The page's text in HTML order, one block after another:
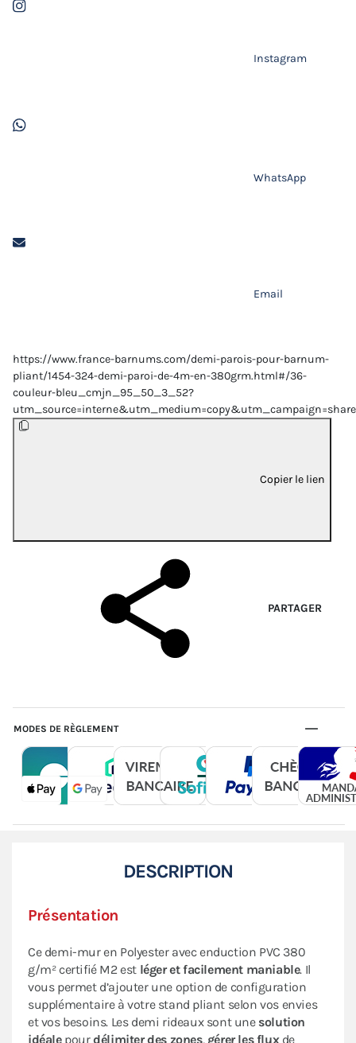
Instagram
WhatsApp
Email
https://www.france-barnums.com/demi-parois-pour-barnum-
pliant/1454-324-demi-paroi-de-4m-en-380grm.html#/36-
couleur-bleu_cmjn_95_50_3_52?
Copier le lien
PARTAGER
MODES DE RÈGLEMENT
DESCRIPTION
Présentation
Ce demi-mur en Polyester avec enduction PVC 380
g/m² certifié M2 est léger et facilement maniable. Il
vous permet d’ajouter une option de configuration
supplémentaire à votre stand pliant selon vos envies
et vos besoins. Les demi rideaux sont une solution
idéalepourdélimiter des zones, gérer les fluxde